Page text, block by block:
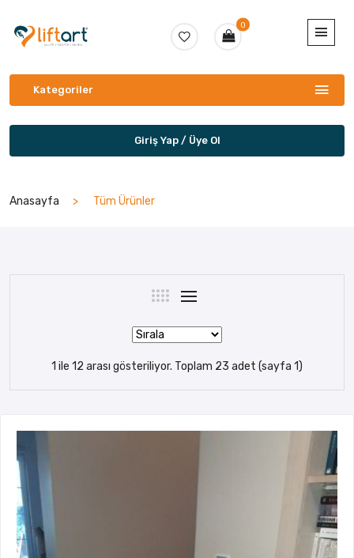
0
Kategoriler
Giriş Yap / Üye Ol
Anasayfa Tüm Ürünler
1 ile 12 arası gösteriliyor. Toplam 23 adet (sayfa 1)